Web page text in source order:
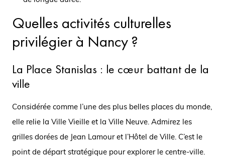
Quelles activités culturelles
privilégier à Nancy ?
La Place Stanislas : le cœur battant de la
ville
Considérée comme l’une des plus belles places du monde,
elle relie la Ville Vieille et la Ville Neuve. Admirez les
grilles dorées de Jean Lamour et l’Hôtel de Ville. C’est le
point de départ stratégique pour explorer le centre-ville.